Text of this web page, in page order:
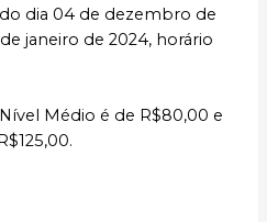
dia 04 de dezembro de
janeiro de 2024, horário
Médio é de R$80,00 e